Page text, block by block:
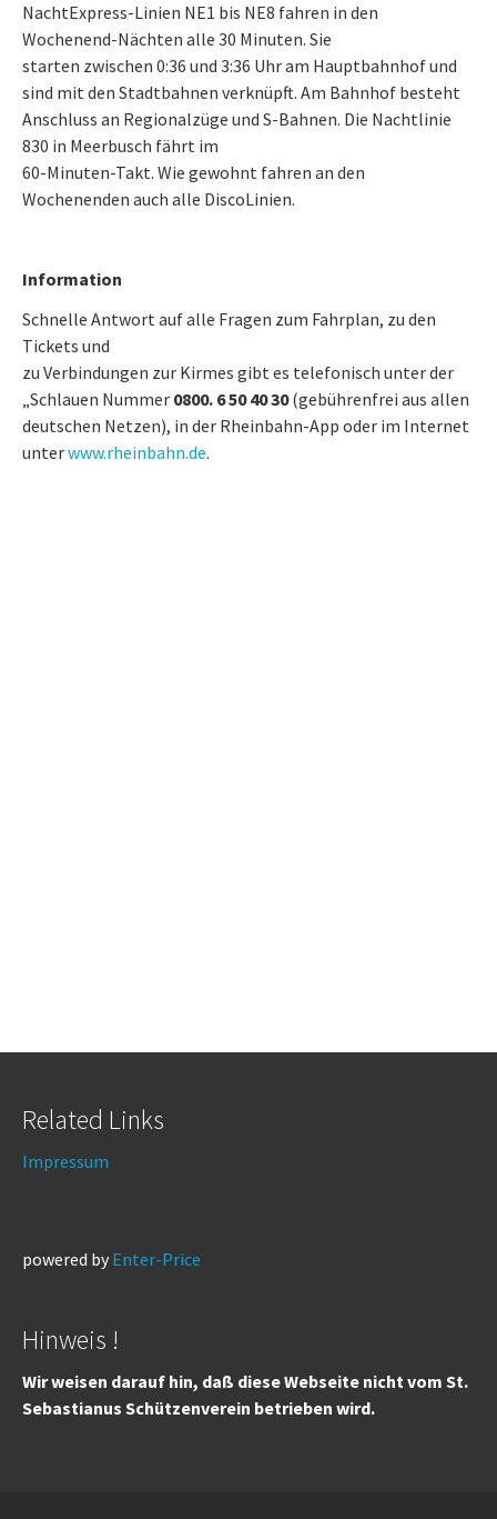
NachtExpress-Linien NE1 bis NE8 fahren in den
Wochenend-Nächten alle 30 Minuten. Sie
starten zwischen 0:36 und 3:36 Uhr am Hauptbahnhof und
sind mit den Stadtbahnen verknüpft. Am Bahnhof besteht
Anschluss an Regionalzüge und S-Bahnen. Die Nachtlinie
830 in Meerbusch fährt im
60-Minuten-Takt. Wie gewohnt fahren an den
Wochenenden auch alle DiscoLinien.
Information
Schnelle Antwort auf alle Fragen zum Fahrplan, zu den
Tickets und
zu Verbindungen zur Kirmes gibt es telefonisch unter der
„Schlauen Nummer 0800. 6 50 40 30(gebührenfrei aus allen
deutschen Netzen), in der Rheinbahn-App oder im Internet
unterwww.rheinbahn.de.
Related Links
Impressum
powered by Enter-Price
Hinweis !
Wir weisen darauf hin, daß diese Webseite nicht vom St.
Sebastianus Schützenverein betrieben wird.